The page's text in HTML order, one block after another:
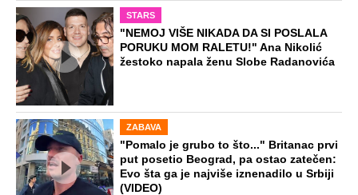
STARS
"NEMOJ VIŠE NIKADA DA SI POSLALA
PORUKU MOM RALETU!" Ana Nikolić
žestoko napala ženu Slobe Radanovića
ZABAVA
"Pomalo je grubo to što..." Britanac prvi
put posetio Beograd, pa ostao zatečen:
Evo šta ga je najviše iznenadilo u Srbiji
(VIDEO)